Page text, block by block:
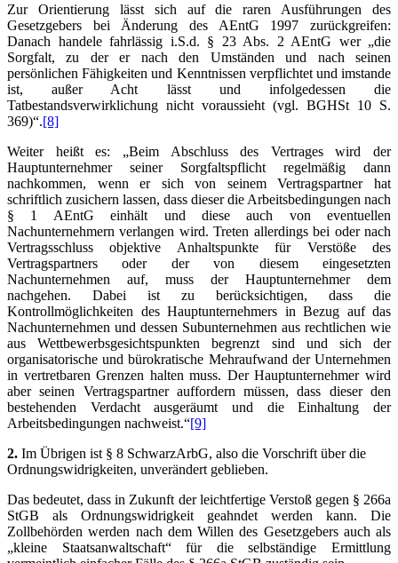
Zur Orientierung lässt sich auf die raren Ausführungen des
Gesetzgebers bei Änderung des AEntG 1997 zurückgreifen:
Danach handele fahrlässig i.S.d. § 23 Abs. 2 AEntG wer „die
Sorgfalt, zu der er nach den Umständen und nach seinen
persönlichen Fähigkeiten und Kenntnissen verpflichtet und imstande
ist, außer Acht lässt und infolgedessen die
Tatbestandsverwirklichung nicht voraussieht (vgl. BGHSt 10 S.
369)“.[8]
Weiter heißt es: „Beim Abschluss des Vertrages wird der
Hauptunternehmer seiner Sorgfaltspflicht regelmäßig dann
nachkommen, wenn er sich von seinem Vertragspartner hat
schriftlich zusichern lassen, dass dieser die Arbeitsbedingungen nach
§ 1 AEntG einhält und diese auch von eventuellen
Nachunternehmern verlangen wird. Treten allerdings bei oder nach
Vertragsschluss objektive Anhaltspunkte für Verstöße des
Vertragspartners oder der von diesem eingesetzten
Nachunternehmen auf, muss der Hauptunternehmer dem
nachgehen. Dabei ist zu berücksichtigen, dass die
Kontrollmöglichkeiten des Hauptunternehmers in Bezug auf das
Nachunternehmen und dessen Subunternehmen aus rechtlichen wie
aus Wettbewerbsgesichtspunkten begrenzt sind und sich der
organisatorische und bürokratische Mehraufwand der Unternehmen
in vertretbaren Grenzen halten muss. Der Hauptunternehmer wird
aber seinen Vertragspartner auffordern müssen, dass dieser den
bestehenden Verdacht ausgeräumt und die Einhaltung der
Arbeitsbedingungen nachweist.“[9]
2. Im Übrigen ist § 8 SchwarzArbG, also die Vorschrift über die
Ordnungswidrigkeiten, unverändert geblieben.
Das bedeutet, dass in Zukunft der leichtfertige Verstoß gegen § 266a
StGB als Ordnungswidrigkeit geahndet werden kann. Die
Zollbehörden werden nach dem Willen des Gesetzgebers auch als
„kleine Staatsanwaltschaft“ für die selbständige Ermittlung